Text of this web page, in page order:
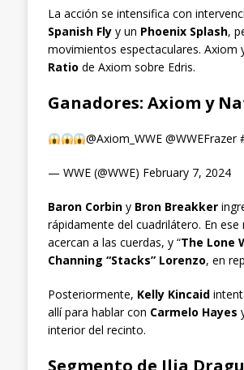
La acción se intensifica con
Spanish Flyy un Phoenix Splash,
movimientos espectaculares. Axiom
Ratio de Axiom sobre Edris.
Ganadores: Axiom y
@Axiom_WWE
— WWE (@WWE) February 7, 2024
Baron Corbiny Bron Breakker
rápidamente del cuadrilátero. En
acercan a las cuerdas, y “The Lone
Channing “Stacks” Lorenzo, en
Posteriormente, Kelly Kincaid
allí para hablar con Carmelo Hayes
interior del recinto.